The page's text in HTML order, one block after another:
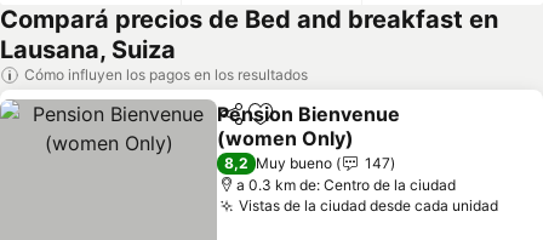
Compará precios de Bed and breakfast en
Lausana, Suiza
Cómo influyen los pagos en los resultados
CompartirAñadir a favoritos
Pension Bienvenue
(women Only)
8,2 Muy bueno
147
a 0.3 km de: Centro de la ciudad
Vistas de la ciudad desde cada unidad